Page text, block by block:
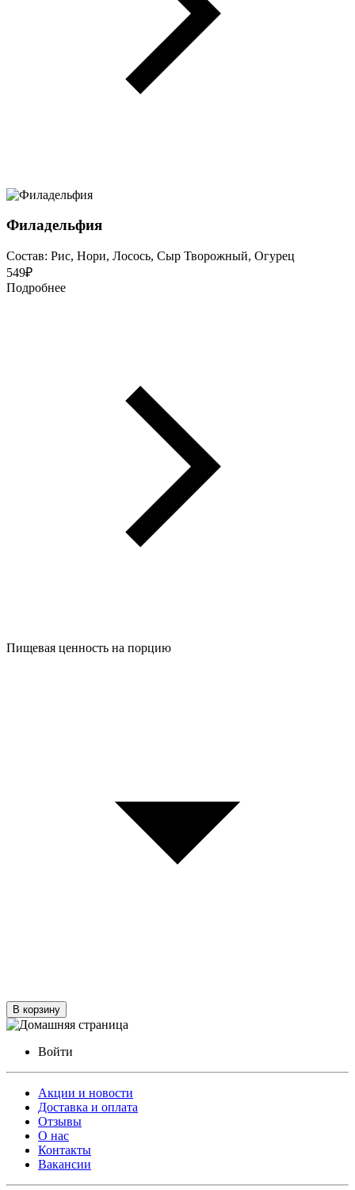
Филадельфия
Состав: Рис, Нори, Лосось, Сыр Творожный, Огурец
549₽
Подробнее
Пищевая ценность на порцию
В корзину
Войти
Акции и новости
Доставка и оплата
Отзывы
О нас
Контакты
Вакансии